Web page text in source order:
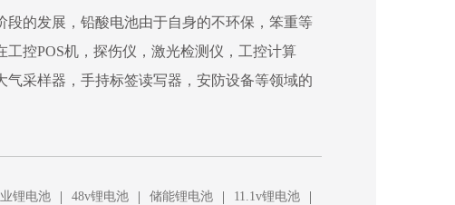
的发展，铅酸电池由于自身的不环保，笨重等
控POS机，探伤仪，激光检测仪，工控计算
采样器，手持标签读写器，安防设备等领域的
锂电池 | 48v锂电池 | 储能锂电池 | 11.1v锂电池 |